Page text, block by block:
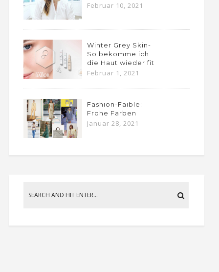
Februar 10, 2021
Winter Grey Skin-
So bekomme ich
die Haut wieder fit
Februar 1, 2021
Fashion-Faible:
Frohe Farben
Januar 28, 2021